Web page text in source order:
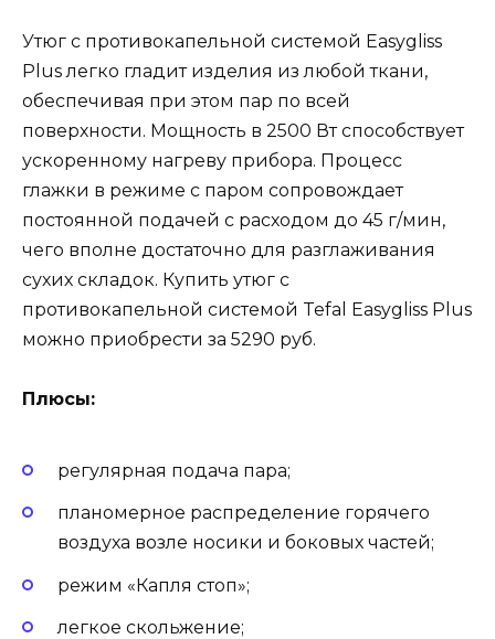
Утюг с противокапельной системой Easygliss
Plus легко гладит изделия из любой ткани,
обеспечивая при этом пар по всей
поверхности. Мощность в 2500 Вт способствует
ускоренному нагреву прибора. Процесс
глажки в режиме с паром сопровождает
постоянной подачей с расходом до 45 г/мин,
чего вполне достаточно для разглаживания
сухих складок. Купить утюг с
противокапельной системой Tefal Easygliss Plus
можно приобрести за 5290 руб.
Плюсы:
регулярная подача пара;
планомерное распределение горячего
воздуха возле носики и боковых частей;
режим «Капля стоп»;
легкое скольжение;